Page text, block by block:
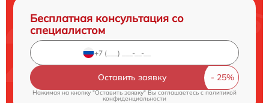
Бесплатная консультация со
специалистом
Оставить заявку
Нажимая на кнопку "Оставить заявку" Вы соглашаетесь cполитикой
конфиденциальности